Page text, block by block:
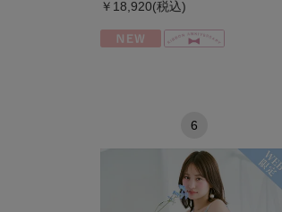
￥18,920(税込)
6